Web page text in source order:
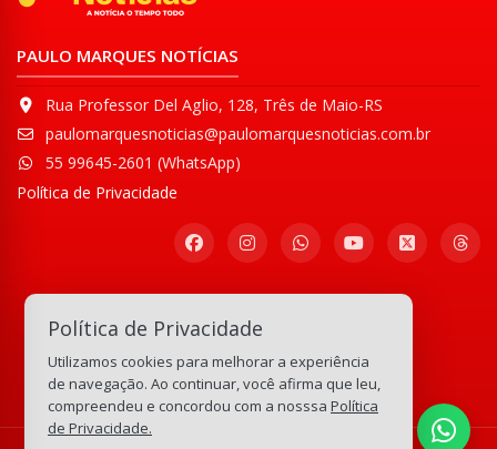
PAULO MARQUES NOTÍCIAS
Rua Professor Del Aglio, 128, Três de Maio-RS
paulomarquesnoticias@paulomarquesnoticias.com.br
55 99645-2601 (WhatsApp)
Política de Privacidade
Comunidade WhatsApp
133.215.640visitas
Política de Privacidade
Utilizamos cookies para melhorar a experiência
de navegação. Ao continuar, você afirma que leu,
compreendeu e concordou com a nosssa Política
de Privacidade.